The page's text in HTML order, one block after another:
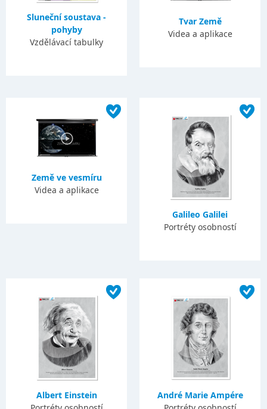
Sluneční soustava -
pohyby
Vzdělávací tabulky
Tvar Země
Videa a aplikace
Země ve vesmíru
Videa a aplikace
Galileo Galilei
Portréty osobností
Albert Einstein
André Marie Ampére